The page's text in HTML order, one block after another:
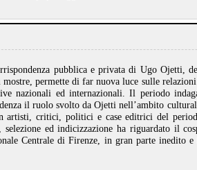
pubblica e privata di Ugo Ojetti,
permette di far nuova luce sulle
nazionali ed internazionali. Il periodo
il ruolo svolto da Ojetti nell’ambito
artisti, critici, politici e case editrici del
ed indicizzazione ha riguardato il
Centrale di Firenze, in gran parte inedito e